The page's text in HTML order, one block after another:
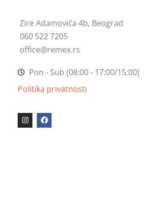
Zire Adamovića 4b, Beograd
060 522 7205
office@remex.rs
Pon - Sub (08:00 - 17:00/15:00)
Politika privatnosti
I
n
s
F
a
c